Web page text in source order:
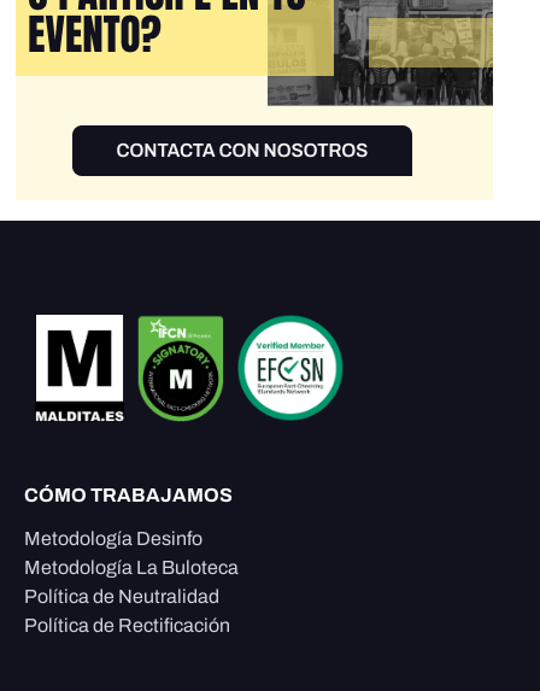
CÓMO TRABAJAMOS
Metodología Desinfo
Metodología La Buloteca
Política de Neutralidad
Política de Rectificación